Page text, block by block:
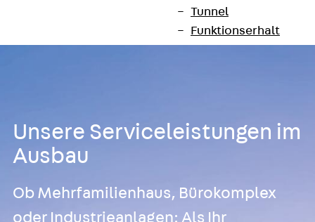
Tunnel
Funktionserhalt
Montage
Beratung, Planung,
Referenzen
Unsere Serviceleistungen im
Ausbau
Ob Mehrfamilienhaus, Bürokomplex
oder Industrieanlagen: Als Ihr